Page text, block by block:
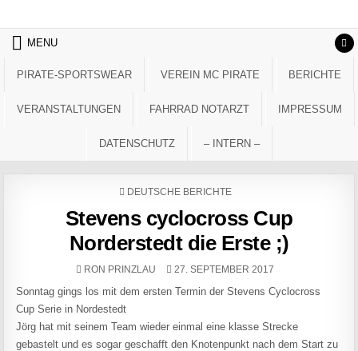
MENU
PIRATE-SPORTSWEAR VEREIN MC PIRATE BERICHTE
VERANSTALTUNGEN FAHRRAD NOTARZT IMPRESSUM
DATENSCHUTZ – INTERN –
POSTED IN
DEUTSCHE BERICHTE
Stevens cyclocross Cup
Norderstedt die Erste ;)
AUTHOR:
RON PRINZLAU PUBLISHED DATE:
27. SEPTEMBER 2017
Sonntag gings los mit dem ersten Termin der Stevens Cyclocross
Cup Serie in Nordestedt
Jörg hat mit seinem Team wieder einmal eine klasse Strecke
gebastelt und es sogar geschafft den Knotenpunkt nach dem Start zu